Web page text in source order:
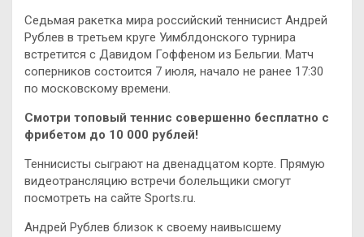
Седьмая ракетка мира российский теннисист Андрей
Рублев в третьем круге Уимблдонского турнира
встретится с Давидом Гоффеном из Бельгии. Матч
соперников состоится 7 июля, начало не ранее 17:30
по московскому времени.
Смотри топовый теннис совершенно бесплатно с
фрибетом до 10 000 рублей!
Теннисисты сыграют на двенадцатом корте. Прямую
видеотрансляцию встречи болельщики смогут
посмотреть на сайте Sports.ru.
Андрей Рублев близок к своему наивысшему